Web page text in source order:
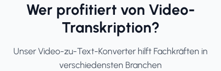
Wer profitiert von Video-
Transkription?
Unser Video-zu-Text-Konverter hilft Fachkräften in
verschiedensten Branchen